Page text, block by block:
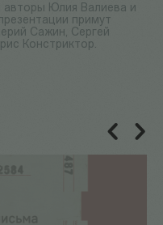
авторы Юлия Валиева и
примут
Сажин, Сергей
Констриктор.